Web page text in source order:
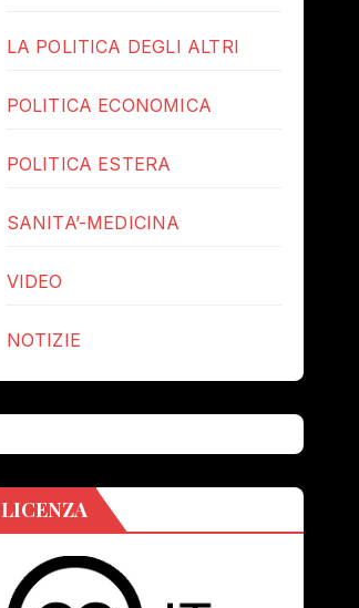
LA POLITICA DEGLI ALTRI
POLITICA ECONOMICA
POLITICA ESTERA
SANITA’-MEDICINA
VIDEO
NOTIZIE
LICENZA